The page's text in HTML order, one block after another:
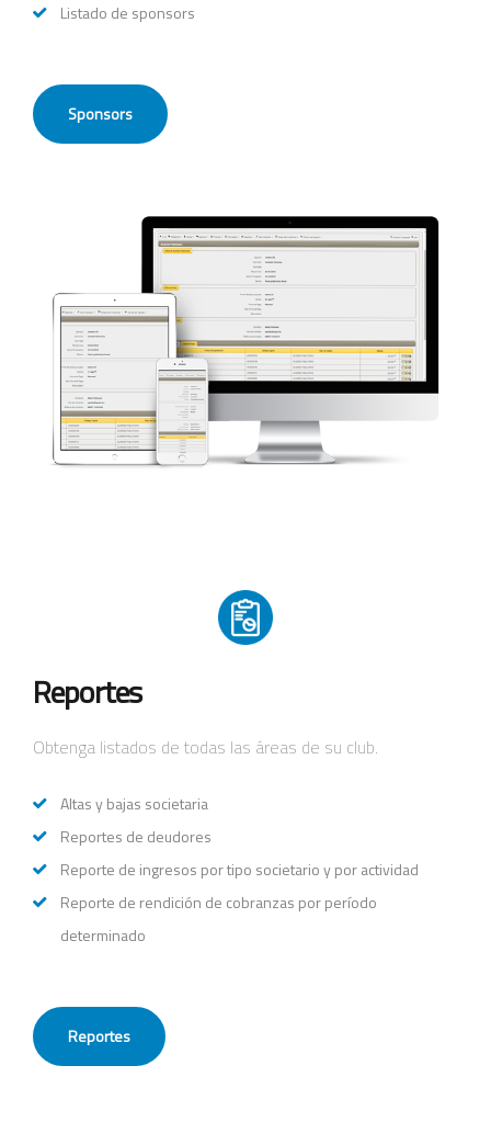
Listado de sponsors
Sponsors
Reportes
Obtenga listados de todas las áreas de su club.
Altas y bajas societaria
Reportes de deudores
Reporte de ingresos por tipo societario y por actividad
Reporte de rendición de cobranzas por período
determinado
Reportes